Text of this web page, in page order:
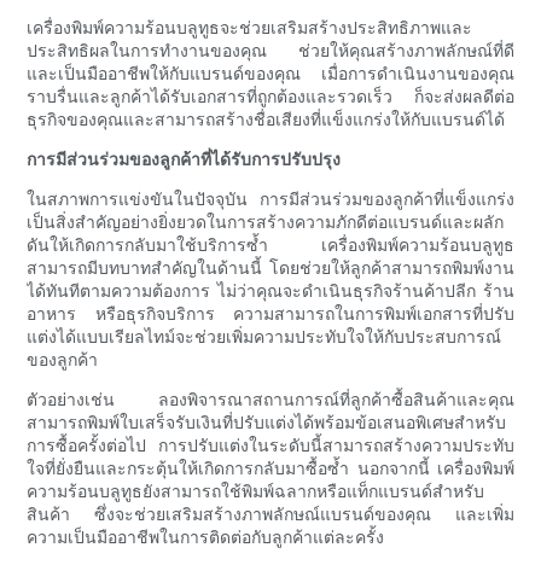
เครื่องพิมพ์ความร้อนบลูทูธจะช่วยเสริมสร้างประสิทธิภาพและ
ประสิทธิผลในการทำงานของคุณ ช่วยให้คุณสร้างภาพลักษณ์ที่ดี
และเป็นมืออาชีพให้กับแบรนด์ของคุณ เมื่อการดำเนินงานของคุณ
ราบรื่นและลูกค้าได้รับเอกสารที่ถูกต้องและรวดเร็ว ก็จะส่งผลดีต่อ
ธุรกิจของคุณและสามารถสร้างชื่อเสียงที่แข็งแกร่งให้กับแบรนด์ได้
การมีส่วนร่วมของลูกค้าที่ได้รับการปรับปรุง
ในสภาพการแข่งขันในปัจจุบัน การมีส่วนร่วมของลูกค้าที่แข็งแกร่ง
เป็นสิ่งสำคัญอย่างยิ่งยวดในการสร้างความภักดีต่อแบรนด์และผลัก
ดันให้เกิดการกลับมาใช้บริการซ้ำ เครื่องพิมพ์ความร้อนบลูทูธ
สามารถมีบทบาทสำคัญในด้านนี้ โดยช่วยให้ลูกค้าสามารถพิมพ์งาน
ได้ทันทีตามความต้องการ ไม่ว่าคุณจะดำเนินธุรกิจร้านค้าปลีก ร้าน
อาหาร หรือธุรกิจบริการ ความสามารถในการพิมพ์เอกสารที่ปรับ
แต่งได้แบบเรียลไทม์จะช่วยเพิ่มความประทับใจให้กับประสบการณ์
ของลูกค้า
ตัวอย่างเช่น ลองพิจารณาสถานการณ์ที่ลูกค้าซื้อสินค้าและคุณ
สามารถพิมพ์ใบเสร็จรับเงินที่ปรับแต่งได้พร้อมข้อเสนอพิเศษสำหรับ
การซื้อครั้งต่อไป การปรับแต่งในระดับนี้สามารถสร้างความประทับ
ใจที่ยั่งยืนและกระตุ้นให้เกิดการกลับมาซื้อซ้ำ นอกจากนี้ เครื่องพิมพ์
ความร้อนบลูทูธยังสามารถใช้พิมพ์ฉลากหรือแท็กแบรนด์สำหรับ
สินค้า ซึ่งจะช่วยเสริมสร้างภาพลักษณ์แบรนด์ของคุณ และเพิ่ม
ความเป็นมืออาชีพในการติดต่อกับลูกค้าแต่ละครั้ง